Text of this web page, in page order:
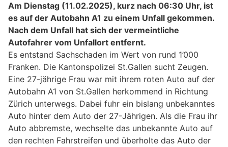
Am Dienstag (11.02.2025), kurz nach 06:30 Uhr, ist
es auf der Autobahn A1 zu einem Unfall gekommen.
Nach dem Unfall hat sich der vermeintliche
Autofahrer vom Unfallort entfernt.
Es entstand Sachschaden im Wert von rund 1’000
Franken. Die Kantonspolizei St.Gallen sucht Zeugen.
Eine 27-jährige Frau war mit ihrem roten Auto auf der
Autobahn A1 von St.Gallen herkommend in Richtung
Zürich unterwegs. Dabei fuhr ein bislang unbekanntes
Auto hinter dem Auto der 27-Jährigen. Als die Frau ihr
Auto abbremste, wechselte das unbekannte Auto auf
den rechten Fahrstreifen und überholte das Auto der